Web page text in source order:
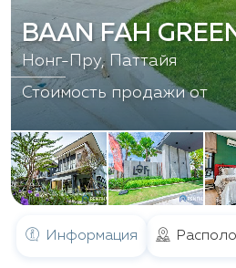
BAAN FAH
Нонг-Пру, Паттайя
Стоимость продажи от
Информация